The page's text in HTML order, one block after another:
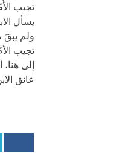
تجيب
يسأل
ولم يبقَ
تجيب
إلى
عانق